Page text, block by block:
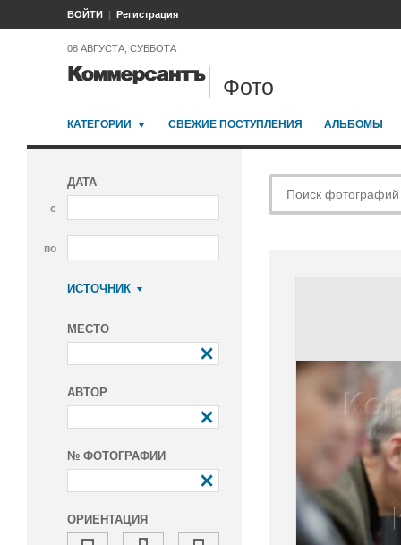
ВОЙТИ Регистрация
08 АВГУСТА, СУББОТА
Фото
КАТЕГОРИИ СВЕЖИЕ ПОСТУПЛЕНИЯ АЛЬБОМЫ
ДАТА
с
по
ИСТОЧНИК
МЕСТО
АВТОР
№ ФОТОГРАФИИ
ОРИЕНТАЦИЯ